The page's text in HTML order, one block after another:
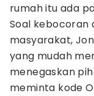
rumah itu ada
Soal kebocoran
masyarakat,
yang mudah
menegaskan
meminta kode